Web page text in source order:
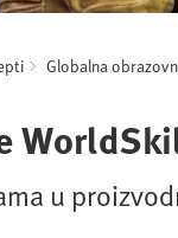
Globalna
u